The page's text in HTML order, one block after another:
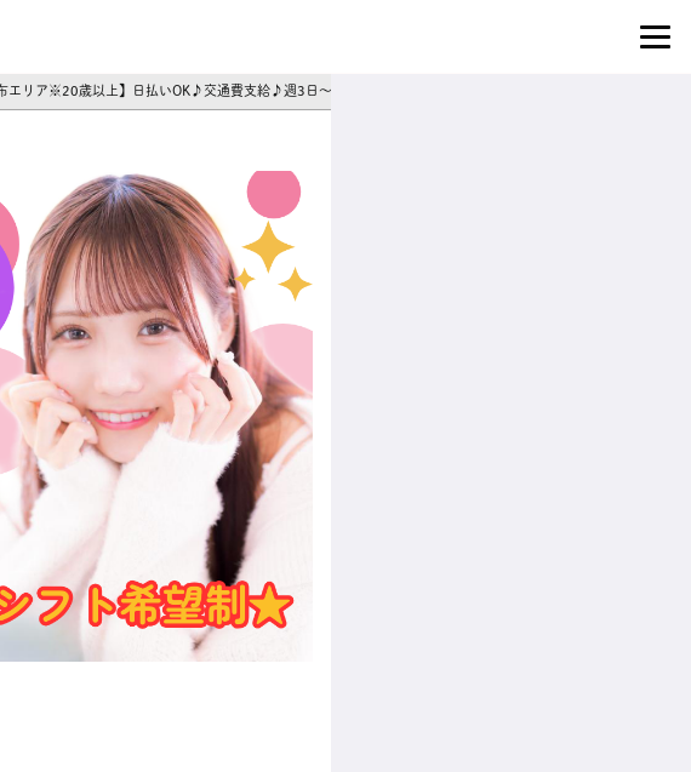
エリア※20歳以上】日払いOK♪交通費支給♪週3日～シフト相談◎